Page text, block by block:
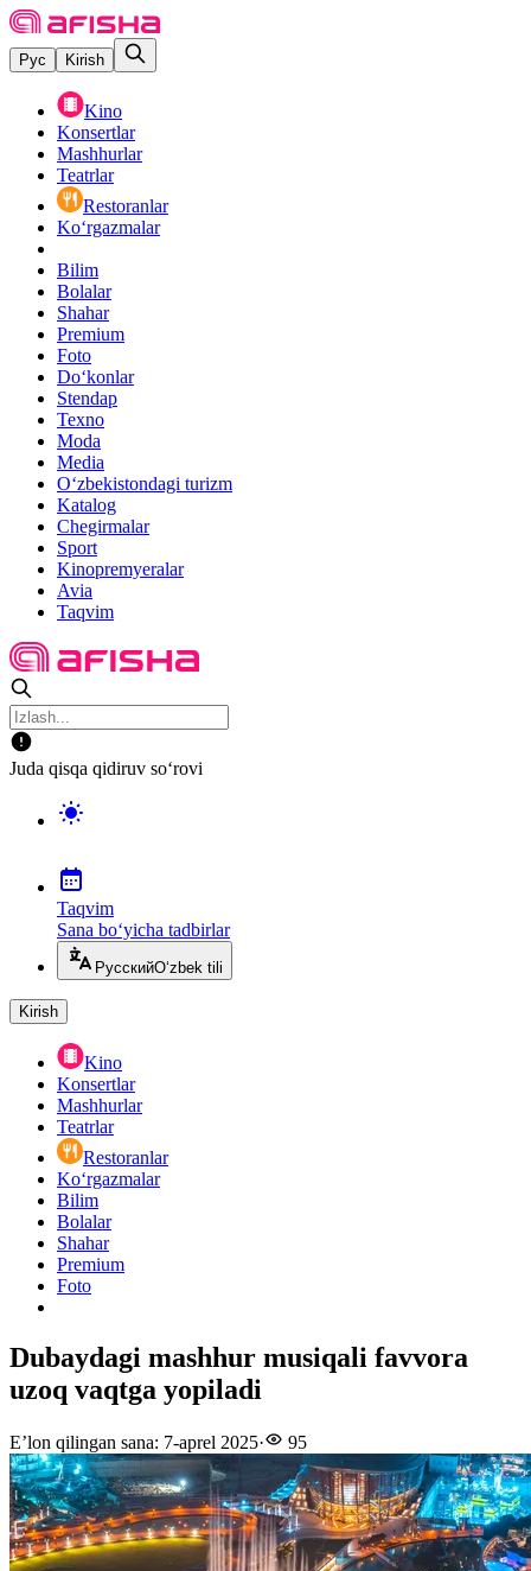
Рус Kirish
Kino
Konsertlar
Mashhurlar
Teatrlar
Restoranlar
Ko‘rgazmalar
Bilim
Bolalar
Shahar
Premium
Foto
Do‘konlar
Stendap
Texno
Moda
Media
O‘zbekistondagi turizm
Katalog
Chegirmalar
Sport
Kinopremyeralar
Avia
Taqvim
Juda qisqa qidiruv so‘rovi
Taqvim
Sana bo‘yicha tadbirlar
РусскийO‘zbek tili
Kirish
Kino
Konsertlar
Mashhurlar
Teatrlar
Restoranlar
Ko‘rgazmalar
Bilim
Bolalar
Shahar
Premium
Foto
Dubaydagi mashhur musiqali favvora
uzoq vaqtga yopiladi
E’lon qilingan sana: 7-aprel 2025· 95